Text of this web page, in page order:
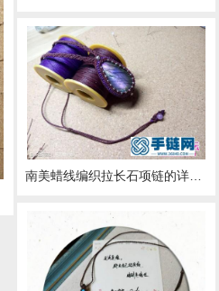
南美蜡线编织拉长石项链的详细制作教程